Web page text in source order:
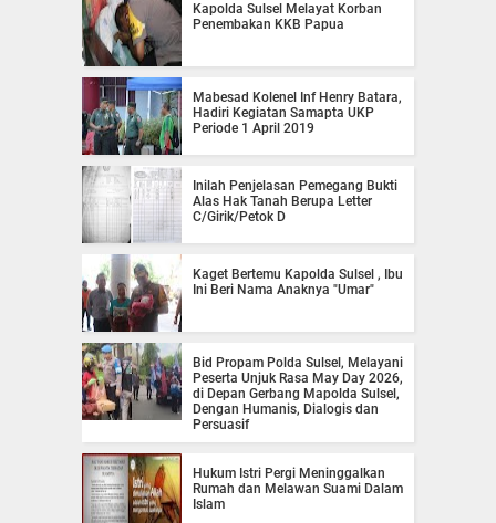
Kapolda Sulsel Melayat Korban
Penembakan KKB Papua
Mabesad Kolenel Inf Henry Batara,
Hadiri Kegiatan Samapta UKP
Periode 1 April 2019
Inilah Penjelasan Pemegang Bukti
Alas Hak Tanah Berupa Letter
C/Girik/Petok D
Kaget Bertemu Kapolda Sulsel , Ibu
Ini Beri Nama Anaknya "Umar"
Bid Propam Polda Sulsel, Melayani
Peserta Unjuk Rasa May Day 2026,
di Depan Gerbang Mapolda Sulsel,
Dengan Humanis, Dialogis dan
Persuasif
Hukum Istri Pergi Meninggalkan
Rumah dan Melawan Suami Dalam
Islam